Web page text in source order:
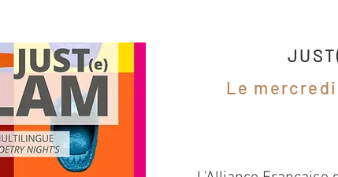
Le